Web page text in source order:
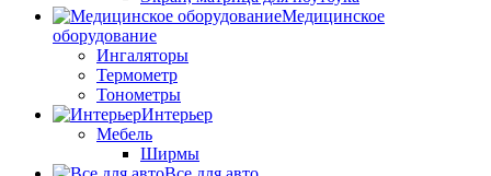
Медицинское
оборудование
Ингаляторы
Термометр
Тонометры
Интерьер
Мебель
Ширмы